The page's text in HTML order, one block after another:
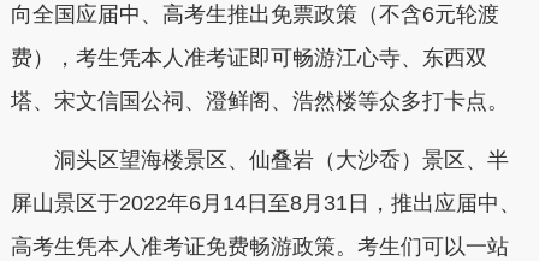
向全国应届中、高考生推出免票政策（不含6元轮渡
费），考生凭本人准考证即可畅游江心寺、东西双
塔、宋文信国公祠、澄鲜阁、浩然楼等众多打卡点。
洞头区望海楼景区、仙叠岩（大沙岙）景区、半
屏山景区于2022年6月14日至8月31日，推出应届中、
高考生凭本人准考证免费畅游政策。考生们可以一站